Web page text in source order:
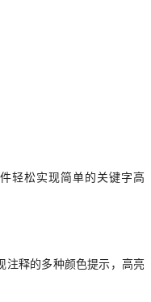
轻松实现简单的关键字高
注释的多种颜色提示，高亮